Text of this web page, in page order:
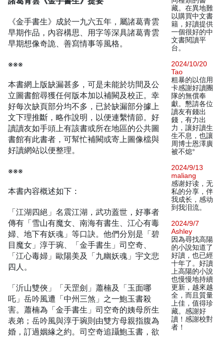
《金手書生》成於一九六五年，屬諸葛青雲
早期作品，內容構思、用字等深具諸葛青雲
早期想像奇詭、善寫情事等風格。
※※※
本書網上版缺漏甚多，可是未能於坊間及公
立圖書館尋獲任何版本加以補闕及校正。幸
好每次缺頁部分均不多，已於缺漏部分據上
文下理推斷，略作說明，以便連繫情節。好
讀讀友如手頭上有該書或所在地區的公共圖
書館有此書者，可幫忙補闕或寄上圖像檔與
好讀網站以便整理。
※※※
本書內容概述如下：
「江湖四絕」名震江湖，武功蓋世，好事者
傳有「雪山有魔女、南海有書生、江心有毒
婦、地下有妖魂」等口訣。他們分別是「碧
目魔女」淳于琬、「金手書生」司空奇、
「江心毒婦」歐陽美及「九幽妖魂」宇文悲
四人。
「沂山雙俠」「天罡劍」蕭楠及「玉面哪
吒」岳吟風遭「中州三煞」之一鮑玉書殺
害。蕭楠為「金手書生」司空奇的姨母所生
表弟；岳吟風與淳于琬則由雙方母親指腹為
婚，訂過姻緣之約。司空奇追躡鮑玉書，欲
藏。在異地難
以購買中文書
籍，好讀提供
一個很好的中
文書閱讀平
台。
2024/10/20
Tao
粗暴的以信用
卡感謝好讀團
隊的無償奉
獻。懇請各位
讀友有錢出
錢，有力出
力，讓好讀生
生不息，也讓
周博士恩澤廣
被不熄°
2024/9/13
maliang
感谢好读，无
私的分享，伴
我成长，感动
到我泪流。
2024/9/7
Ashley
因為尋找高陽
的小說知道了
好讀，也已經
十年了。好讀
上高陽的小說
也慢慢地持續
更新，越來越
全，而且質量
上佳，值得珍
藏。感謝好
讀！感謝校對
者！